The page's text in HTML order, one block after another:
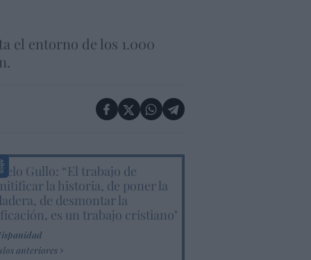
el entorno de los 1.000
Gullo: “El trabajo de
la historia, de poner la
de desmontar la
es un trabajo cristiano"
anteriores